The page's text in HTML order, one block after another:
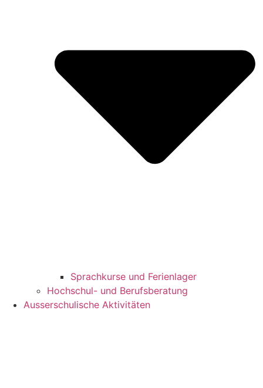
Sprachkurse und Ferienlager
Hochschul- und Berufsberatung
Ausserschulische Aktivitäten